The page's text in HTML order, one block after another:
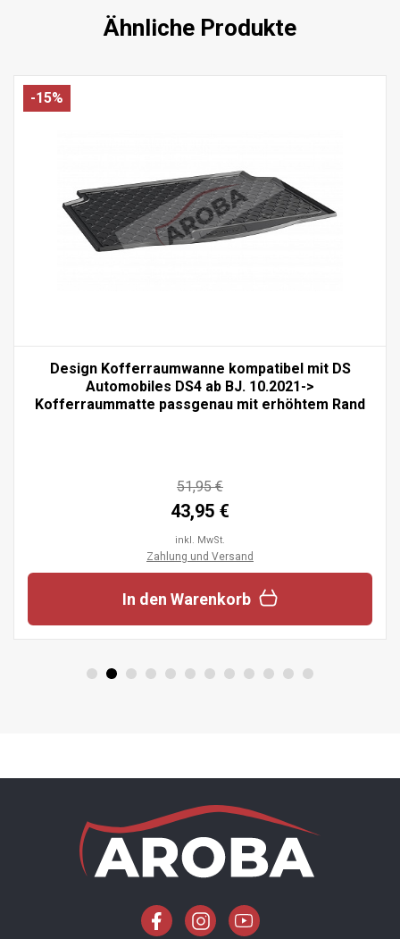
Ähnliche Produkte
-15%
Design Kofferraumwanne kompatibel mit DS
Automobiles DS4 ab BJ. 10.2021->
Kofferraummatte passgenau mit erhöhtem Rand
51,95 €
43,95 €
inkl. MwSt.
Zahlung und Versand
In den Warenkorb